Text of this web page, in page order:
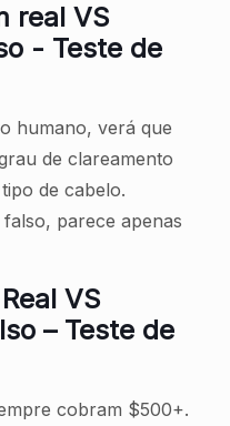
real VS
- Teste de
humano, verá que
de clareamento
de cabelo.
parece apenas
VS
– Teste de
cobram $500+.